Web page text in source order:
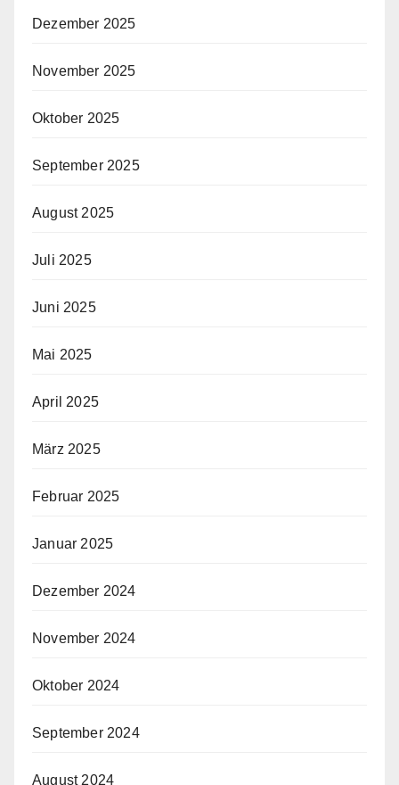
Dezember 2025
November 2025
Oktober 2025
September 2025
August 2025
Juli 2025
Juni 2025
Mai 2025
April 2025
März 2025
Februar 2025
Januar 2025
Dezember 2024
November 2024
Oktober 2024
September 2024
August 2024